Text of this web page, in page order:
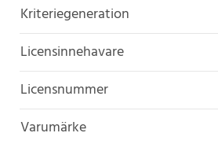
Kriteriegeneration
Licensinnehavare
Licensnummer
Varumärke